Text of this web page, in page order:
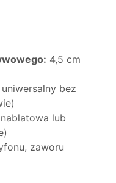
4,5 cm
uniwersalny bez
nablatowa lub
zaworu